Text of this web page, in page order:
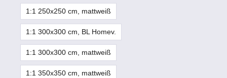
1:1 250x250 cm, mattweiß
1:1 300x300 cm, BL Homev.
1:1 300x300 cm, mattweiß
1:1 350x350 cm, mattweiß